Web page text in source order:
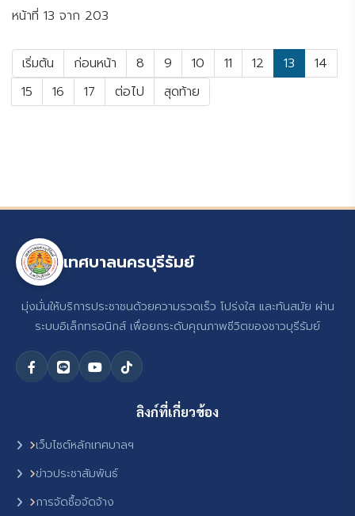
หน้าที่ 13 จาก 203
เริ่มต้น ก่อนหน้า 8 9 10 11 12 13
14
15
16 17 ต่อไป สุดท้าย
เทศบาลนครบุรีรัมย์
มุ่งมั่นให้บริการประชาชนด้วยความรวดเร็ว โปร่งใส และทันสมัย ผ่าน
ระบบอิเล็กทรอนิกส์ เพื่อยกระดับคุณภาพชีวิตของชาวบุรีรัมย์
ลิงก์ที่เกี่ยวข้อง
เว็บไซต์หลักเทศบาลฯ
ข่าวประชาสัมพันธ์
การจัดซื้อจัดจ้าง